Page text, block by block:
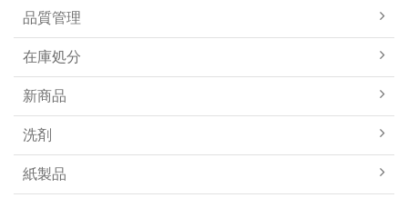
品質管理
在庫処分
新商品
洗剤
紙製品